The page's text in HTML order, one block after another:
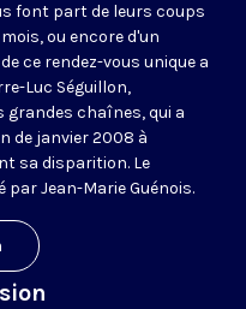
font part de leurs coups
ou encore d'un
ce rendez-vous unique a
Luc Séguillon,
chaînes, qui a
de janvier 2008 à
sa disparition. Le
Jean-Marie Guénois.